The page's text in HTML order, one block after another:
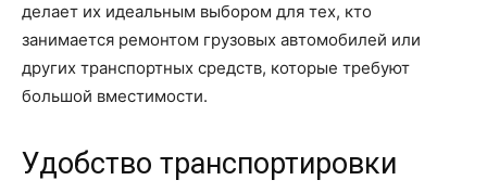
делает их идеальным выбором для тех, кто
занимается ремонтом грузовых автомобилей или
других транспортных средств, которые требуют
большой вместимости.
Удобство транспортировки